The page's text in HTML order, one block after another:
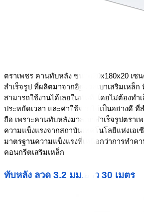
ตราเพชร คานทับหลัง ขนาด20x180x20 เซ
สำเร็จรูป ที่ผลิตมาจากอิฐมวลเบาเสริมเหล็
สามารถใช้งานได้เลยในทันที โดยไม่ต้องทำ
ประหยัดเวลา และค่าใช้จ่ายได้เป็นอย่างดี
ถือ เพราะคานทับหลังมวลเบาสำเร็จรูปตรา
ความแข็งแรงจากสถาบันเทคโนโลยีแห่งเอเ
มาตรฐานความแข็งแรงที่เหนือกว่าการทำค
คอนกรีตเสริมเหล็ก
ทับหลัง ลวด 3.2 มม.ยาว 30 เมตร